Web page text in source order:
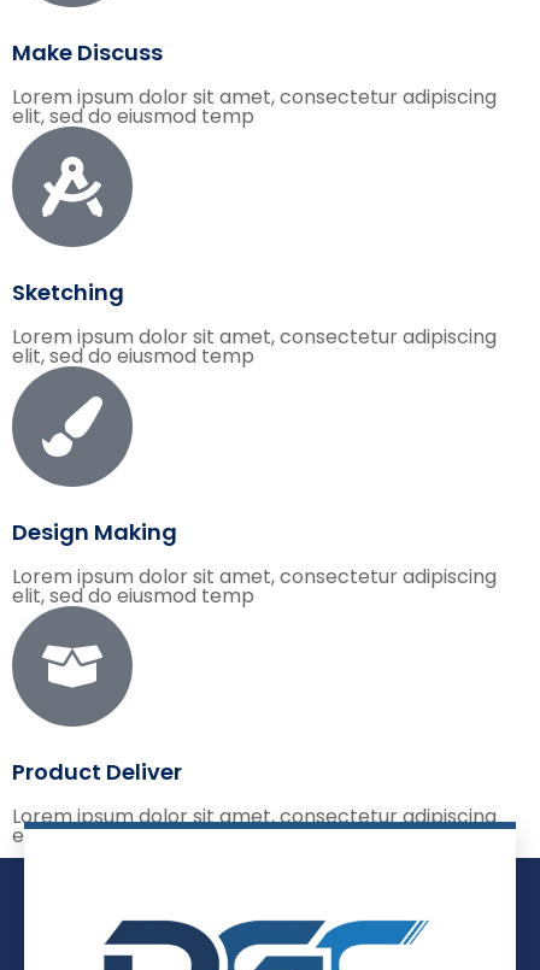
Make Discuss
Lorem ipsum dolor sit amet, consectetur adipiscing
elit, sed do eiusmod temp
Sketching
Lorem ipsum dolor sit amet, consectetur adipiscing
elit, sed do eiusmod temp
Design Making
Lorem ipsum dolor sit amet, consectetur adipiscing
elit, sed do eiusmod temp
Product Deliver
Lorem ipsum dolor sit amet, consectetur adipiscing
elit, sed do eiusmod temp